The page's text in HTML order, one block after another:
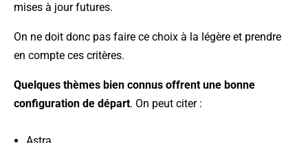
mises à jour futures.
On ne doit donc pas faire ce choix à la légère et prendre
en compte ces critères.
Quelques thèmes bien connus offrent une bonne
configuration de départ. On peut citer :